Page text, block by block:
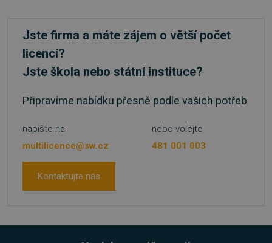
Jste firma a máte zájem o větší počet
licencí?
Jste škola nebo státní instituce?
Připravíme nabídku přesně podle vašich potřeb
napište na
multilicence@sw.cz
nebo volejte
481 001 003
Kontaktujte nás